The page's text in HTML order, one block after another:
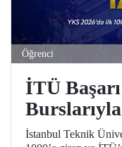
Öğrenci
İTÜ
İstanbul Teknik